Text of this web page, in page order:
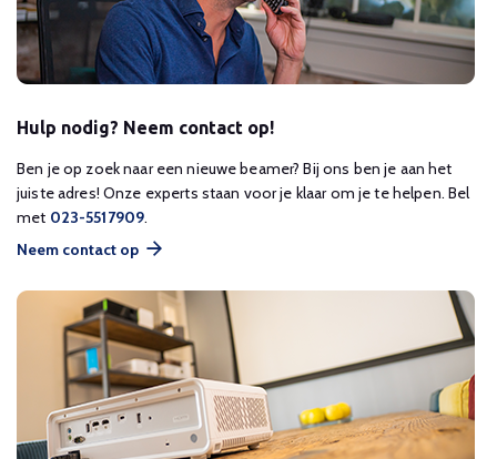
Hulp nodig? Neem contact op!
Ben je op zoek naar een nieuwe beamer? Bij ons ben je aan het
juiste adres! Onze experts staan voor je klaar om je te helpen. Bel
met 023-5517909.
Neem contact op